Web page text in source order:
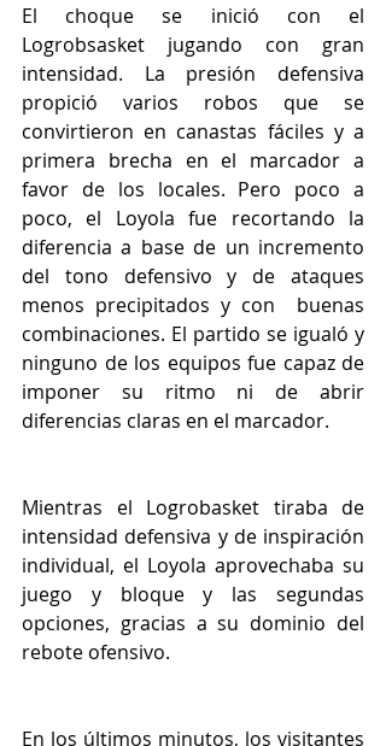
El choque se inició con el
Logrobsasket jugando con gran
intensidad. La presión defensiva
propició varios robos que se
convirtieron en canastas fáciles y a
primera brecha en el marcador a
favor de los locales. Pero poco a
poco, el Loyola fue recortando la
diferencia a base de un incremento
del tono defensivo y de ataques
menos precipitados y con  buenas
combinaciones. El partido se igualó y
ninguno de los equipos fue capaz de
imponer su ritmo ni de abrir
diferencias claras en el marcador.
Mientras el Logrobasket tiraba de
intensidad defensiva y de inspiración
individual, el Loyola aprovechaba su
juego y bloque y las segundas
opciones, gracias a su dominio del
rebote ofensivo.
En los últimos minutos, los visitantes